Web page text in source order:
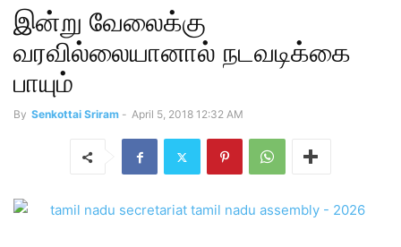
இன்று வேலைக்கு
வரவில்லையானால் நடவடிக்கை
பாயும்
By Senkottai Sriram - April 5, 2018 12:32 AM